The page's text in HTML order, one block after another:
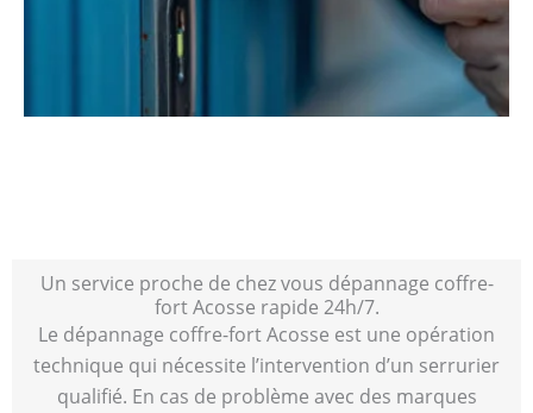
Un service proche de chez vous dépannage coffre-
fort Acosse rapide 24h/7.
Le dépannage coffre-fort Acosse est une opération
technique qui nécessite l’intervention d’un serrurier
qualifié. En cas de problème avec des marques